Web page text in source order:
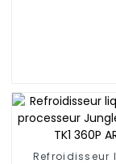
Refroidisseur